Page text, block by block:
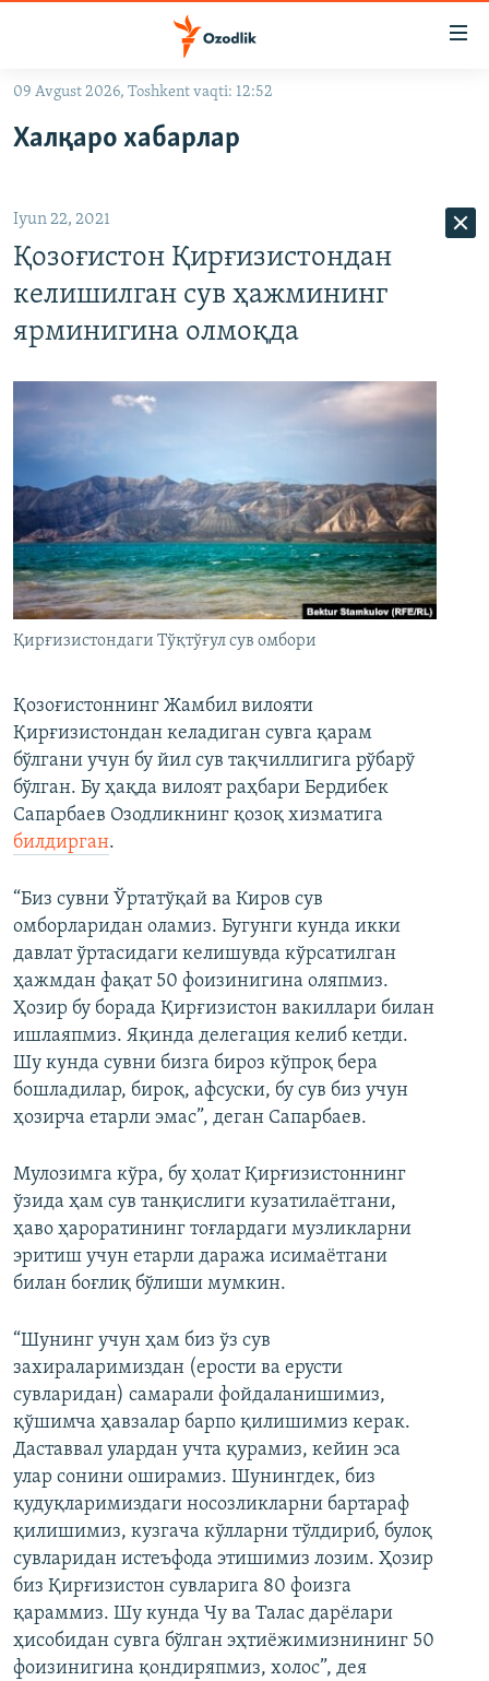
Асосий
навигацияга
Қидиришга
ўтинг
OZODVIDEO
На русском
Озодлик бошқа тилларда
09 Avgust 2026, Toshkent vaqti: 12:52
Халқаро хабарлар
Iyun 22, 2021
Қозоғистон Қирғизистондан
келишилган сув ҳажмининг
ярминигина олмоқда
Қирғизистондаги Тўқтўғул сув омбори
Қозоғистоннинг Жамбил вилояти
Қирғизистондан келадиган сувга қарам
бўлгани учун бу йил сув тақчиллигига рўбарў
бўлган. Бу ҳақда вилоят раҳбари Бердибек
Сапарбаев Озодликнинг қозоқ хизматига
билдирган.
“Биз сувни Ўртатўқай ва Киров сув
омборларидан оламиз. Бугунги кунда икки
давлат ўртасидаги келишувда кўрсатилган
ҳажмдан фақат 50 фоизинигина оляпмиз.
Ҳозир бу борада Қирғизистон вакиллари билан
ишлаяпмиз. Яқинда делегация келиб кетди.
Шу кунда сувни бизга бироз кўпроқ бера
бошладилар, бироқ, афсуски, бу сув биз учун
ҳозирча етарли эмас”, деган Сапарбаев.
Мулозимга кўра, бу ҳолат Қирғизистоннинг
ўзида ҳам сув танқислиги кузатилаётгани,
ҳаво ҳароратининг тоғлардаги музликларни
эритиш учун етарли даража исимаётгани
билан боғлиқ бўлиши мумкин.
“Шунинг учун ҳам биз ўз сув
захираларимиздан (ерости ва ерусти
сувларидан) самарали фойдаланишимиз,
қўшимча ҳавзалар барпо қилишимиз керак.
Даставвал улардан учта қурамиз, кейин эса
улар сонини оширамиз. Шунингдек, биз
қудуқларимиздаги носозликларни бартараф
қилишимиз, кузгача кўлларни тўлдириб, булоқ
сувларидан истеъфода этишимиз лозим. Ҳозир
биз Қирғизистон сувларига 80 фоизга
қараммиз. Шу кунда Чу ва Талас дарёлари
ҳисобидан сувга бўлган эҳтиёжимизнининг 50
фоизинигина қондиряпмиз, холос”, дея